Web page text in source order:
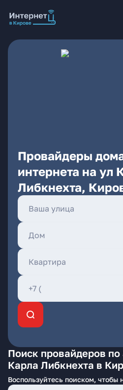
Провайдеры
интернета на ул
Либкнехта,
Поиск провайдеров по
Карла Либкнехта в
Воспользуйтесь поиском, чтобы